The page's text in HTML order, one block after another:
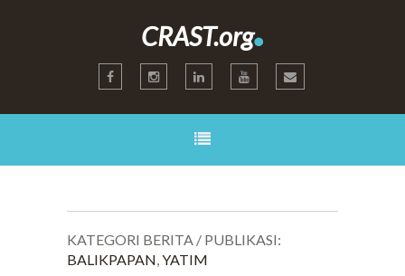
CRAST.org.
KATEGORI BERITA / PUBLIKASI:
BALIKPAPAN,YATIM